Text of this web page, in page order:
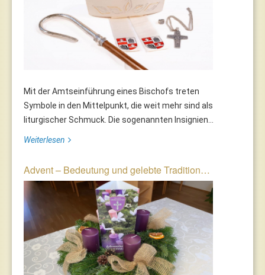
Mit der Amtseinführung eines Bischofs treten
Symbole in den Mittelpunkt, die weit mehr sind als
liturgischer Schmuck. Die sogenannten Insignien...
Weiterlesen
Advent – Bedeutung und gelebte Tradition…